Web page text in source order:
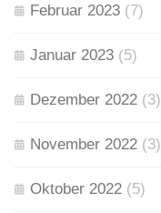
Februar 2023 (7)
Januar 2023 (5)
Dezember 2022 (3)
November 2022 (3)
Oktober 2022 (5)